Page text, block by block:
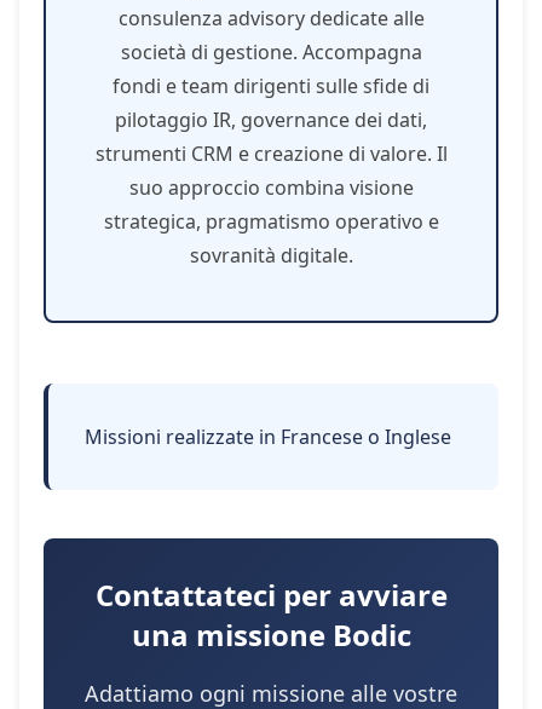
consulenza advisory dedicate alle
società di gestione. Accompagna
fondi e team dirigenti sulle sfide di
pilotaggio IR, governance dei dati,
strumenti CRM e creazione di valore. Il
suo approccio combina visione
strategica, pragmatismo operativo e
sovranità digitale.
Missioni realizzate in Francese o Inglese
Contattateci per avviare
una missione Bodic
Adattiamo ogni missione alle vostre